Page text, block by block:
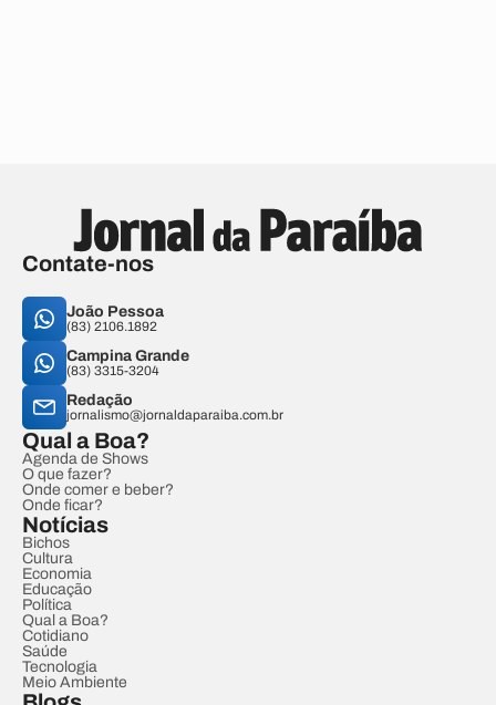
Contate-nos
João Pessoa
(83) 2106.1892
Campina Grande
(83) 3315-3204
Redação
jornalismo@jornaldaparaiba.com.br
Qual a Boa?
Agenda de Shows
O que fazer?
Onde comer e beber?
Onde ficar?
Notícias
Bichos
Cultura
Economia
Educação
Política
Qual a Boa?
Cotidiano
Saúde
Tecnologia
Meio Ambiente